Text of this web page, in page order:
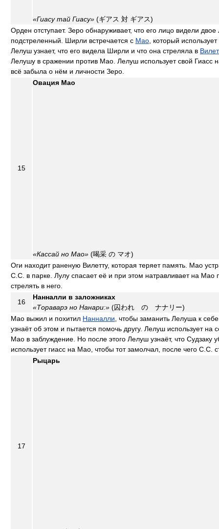
«Гиасу тай Гиасу» (ギアス 対 ギアス)
Орден отступает. Зеро обнаруживает, что его лицо видели
подстреленный. Ширли встречается с Мао , который
Лелуш узнает, что его видела Ширли и что она стреляла в
Лелушу в сражении против Мао. Лелуш использует свой Гиасс
всё забыла о нём и личности Зеро.
15
Овация Мао
«Кассай но Мао» (喝采 の マオ)
Оги находит раненую Вилетту, которая теряет память. Мао
С.С. в парке. Лулу спасает её и при этом натравливает на Мао
стрелять в него.
16
Нанналли в заложниках
«Тораварэ но Нанари:» (囚われ の ナナリー)
Мао выжил и похитил Нанналли , чтобы заманить Лелуша к
узнаёт об этом и пытается помочь другу. Лелуш использует на
Мао в заблуждение. Но после этого Лелуш узнаёт, что Судзаку
использует гиасс на Мао, чтобы тот замолчал, после чего С.С.
17
Рыцарь